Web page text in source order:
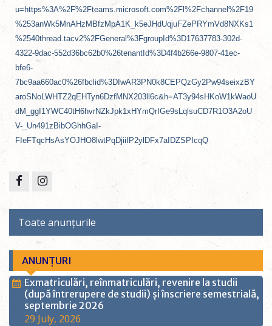
u=https%3A%2F%2Fteams.microsoft.com%2Fl%2Fchannel%2F19
%253anWk5MnAHzMBfzMpA1K_k5eJHdUqjuFZePRYmVd8NXKs1
%2540thread.tacv2%2FGeneral%3FgroupId%3D17637783-302d-
4322-9dac-552d36bc62b0%26tenantId%3D4f4b266e-9807-41ec-
bfe6-
7bc9aa660ac0%26fbclid%3DIwAR3PN0k8CEPQzGy2Pw94seixzBY
aroSNoLWHTZ2qEHTyn6DzfMNX203ll6c&h=AT3y94sHKoW1kWaoU
dM_ggI1YWC40tH6hvrNZkJpk1xHYmQrIGe9sLqlsuCD7R1O3A2oU
V-_Un491zBibOGhhGaI-
FIeFTqcHsAsYOJHO8lwtPqDjiiIP2ylDFx7aIDZSPIcqQ
Toate anunțurile
ANUNȚURI
Exmatriculări, reînmatriculări, revenire la studii
(după întrerupere de studii) și înscriere semestrială,
septembrie 2026
29 July, 2026